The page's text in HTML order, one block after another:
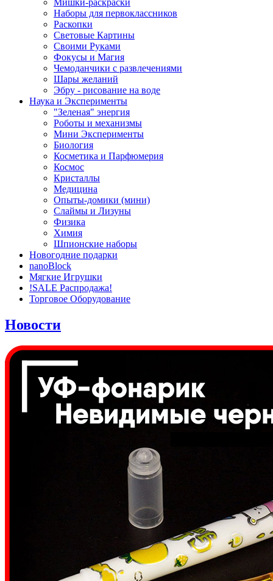
Мишки-раскраски
Наборы для первоклассников
Раскопки
Световые Картины
Своими Руками
Фокусы и Магия
Чемоданчики с развлечениями
Шары желаний
Эбру - рисование на воде
Наука и Эксперименты
"Зеленая" энергия
Роботы и механизмы
Мини Эксперименты
Биология
Косметика и Парфюмерия
Космос
Кристаллы
Медицина
Опыты-домики (мини)
Слаймы и Лизуны
Физика
Химия
Шпионские наборы
Новогодние подарки
nanoBlock
Мягкие Игрушки
!SALE Распродажа!
Торговое Оборудование
Новости